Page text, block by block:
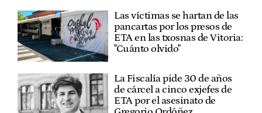
Las víctimas se hartan de las
pancartas por los presos de
ETA en las txosnas de Vitoria:
"Cuánto olvido"
La Fiscalía pide 30 de años
de cárcel a cinco exjefes de
ETA por el asesinato de